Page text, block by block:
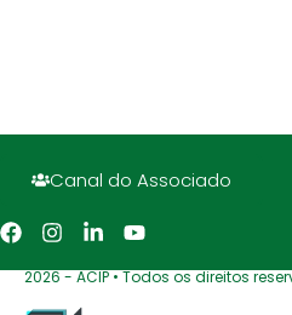
Canal do Associado
2026 - ACIP • Todos os direitos